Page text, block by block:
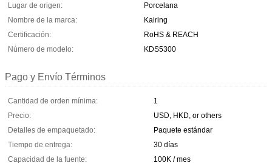
Lugar de origen:
Porcelana
Nombre de la marca:
Kairing
Certificación:
RoHS & REACH
Número de modelo:
KDS5300
Pago y Envío Términos
Cantidad de orden mínima:
1
Precio:
USD, HKD, or others
Detalles de empaquetado:
Paquete estándar
Tiempo de entrega:
30 días
Capacidad de la fuente:
100K / mes